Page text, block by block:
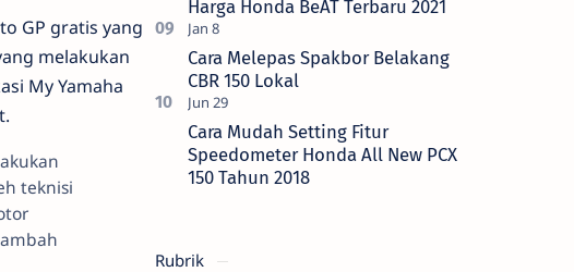
GP gratis yang
melakukan
My Yamaha
teknisi
Harga Honda BeAT Terbaru 2021
Cara Melepas Spakbor Belakang
CBR 150 Lokal
Cara Mudah Setting Fitur
Speedometer Honda All New PCX
150 Tahun 2018
Rubrik